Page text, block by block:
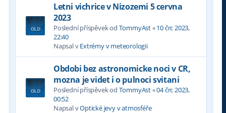
Letni vichrice v Nizozemi 5 cervna
2023
Poslední příspěvek od TommyAst«10 črc 2023,
22:40
Napsal vExtrémy v meteorologii
Obdobi bez astronomicke noci v CR,
mozna je videt i o pulnoci svitani
Poslední příspěvek od TommyAst«04 črc 2023,
00:52
Napsal vOptické jevy v atmosféře